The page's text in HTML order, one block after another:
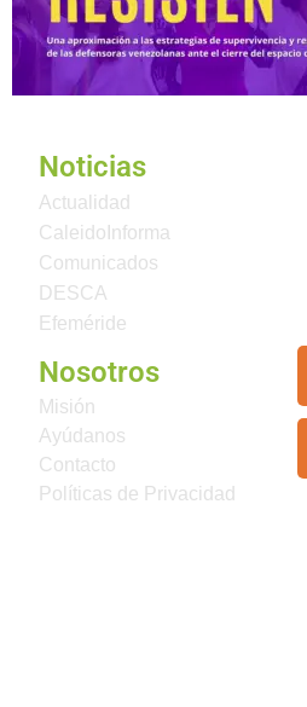
Noticias
Actualidad
CaleidoInforma
Comunicados
DESCA
Efeméride
Nosotros
Misión
Ayúdanos
Contacto
Políticas de Privacidad